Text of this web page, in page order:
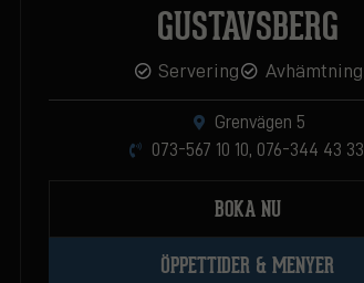
GUSTAVSBERG
Servering Avhämtning
Grenvägen 5
073-567 10 10, 076-344 43 33
BOKA NU
ÖPPETTIDER & MENYER